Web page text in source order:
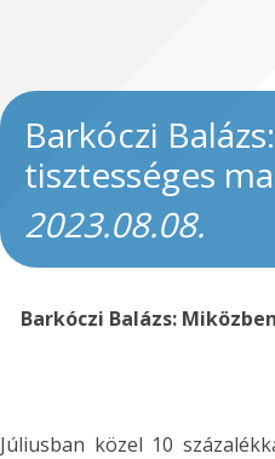
Barkóczi
tisztességes
2023.08.08.
Barkóczi Balázs:
Júliusban közel 10